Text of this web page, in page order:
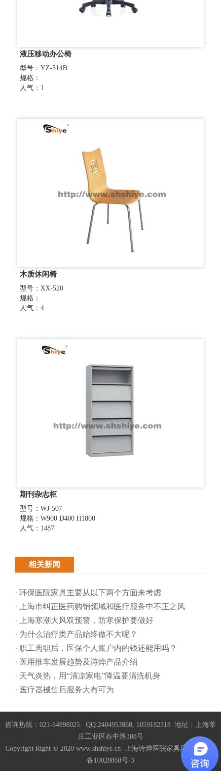
液压移动办公椅
型号：YZ-514B
规格：
人气：1
木质休闲椅
型号：XX-520
规格：
人气：4
期刊杂志柜
型号：WJ-507
规格：W900 D400 H1800
人气：1487
相关新闻
· 环保医院家具主要从以下两个方面来考虑
· 上海市纠正医药购销领域和医疗服务中不正之风
· 上海寒潮大风双预警，防寒保护要做好
· 为什么治疗类产品始终做不大呢？
· 职工离职后，医保个人账户内的钱还能用吗​？
· 医用推车发展趋势及诗烨产品介绍
· 天气炎热，用“清凉家电”降温要清洗机身
· 医疗器械售后服务大有可为
咨询热线：021-64898025 QQ:2404953868, 1059182318 地址：上海莘
庄工业区春中路308号
Copyright Right © 2020 www.shshiye.cn 上海诗烨医院家具厂家沪ICP
备10028860号-3